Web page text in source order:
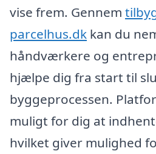
vise frem. Gennem
parcelhus.dk kan du
håndværkere og
hjælpe dig fra start til
byggeprocessen.
muligt for dig at
hvilket giver mulighed